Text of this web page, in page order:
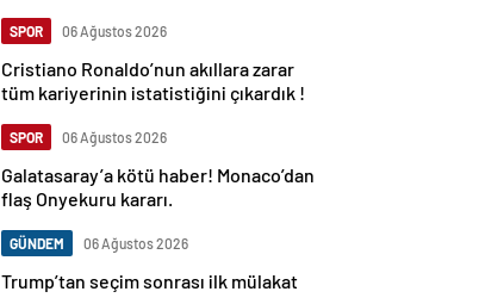
SPOR 06 Ağustos 2026
Cristiano Ronaldo’nun akıllara zarar
tüm kariyerinin istatistiğini çıkardık !
SPOR 06 Ağustos 2026
Galatasaray’a kötü haber! Monaco’dan
flaş Onyekuru kararı.
GÜNDEM 06 Ağustos 2026
Trump’tan seçim sonrası ilk mülakat